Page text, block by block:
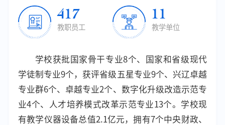
431
教职员工
11
教学单位
学校获批国家骨干专业8个、国家和省级现代
学徒制专业9个，获评省级五星专业9个、兴辽卓越
专业群6个、卓越专业2个、数字化升级改造示范专
业4个、人才培养模式改革示范专业13个。学校现
有教学仪器设备总值2.1亿元，拥有7个中央财政、